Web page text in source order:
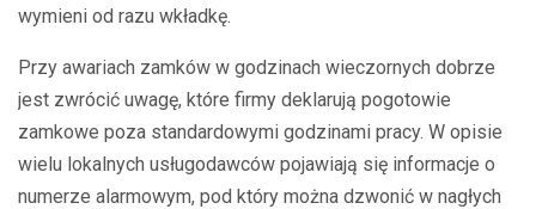
wymieni od razu wkładkę.
Przy awariach zamków w godzinach wieczornych dobrze
jest zwrócić uwagę, które firmy deklarują pogotowie
zamkowe poza standardowymi godzinami pracy. W opisie
wielu lokalnych usługodawców pojawiają się informacje o
numerze alarmowym, pod który można dzwonić w nagłych